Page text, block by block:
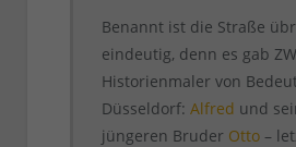
Benannt ist die Straße
eindeutig, denn es gab
Historienmaler von
Düsseldorf: Alfred und
jüngeren Bruder Otto–